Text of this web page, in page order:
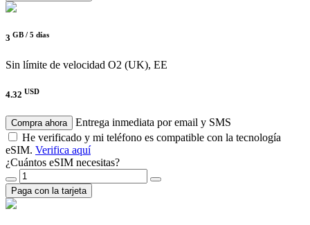
3 GB / 5 días
Sin límite de velocidad O2 (UK), EE
4.32 USD
Compra ahora
Entrega inmediata por email y SMS
He verificado y mi teléfono es compatible con la tecnología
eSIM. Verifica aquí
¿Cuántos eSIM necesitas?
Paga con la tarjeta